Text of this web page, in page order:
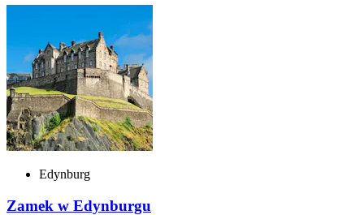
Edynburg
Zamek w Edynburgu